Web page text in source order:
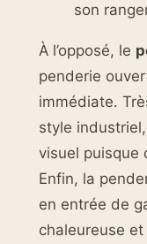
son
À l’opposé, le
penderie
immédiate.
style
visuel puisque
Enfin, la
en entrée de
chaleureuse